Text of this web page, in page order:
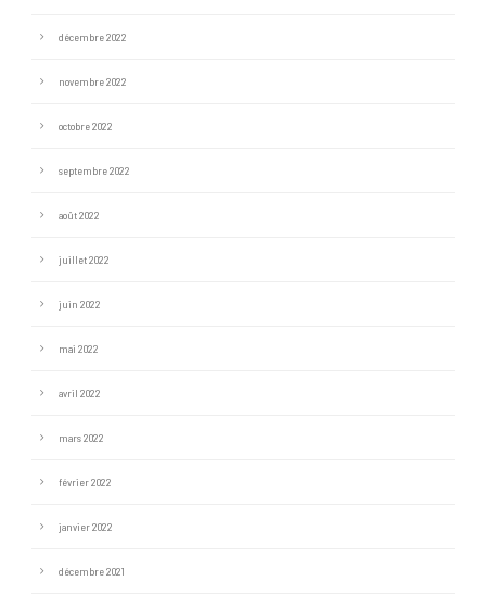
décembre 2022
novembre 2022
octobre 2022
septembre 2022
août 2022
juillet 2022
juin 2022
mai 2022
avril 2022
mars 2022
février 2022
janvier 2022
décembre 2021